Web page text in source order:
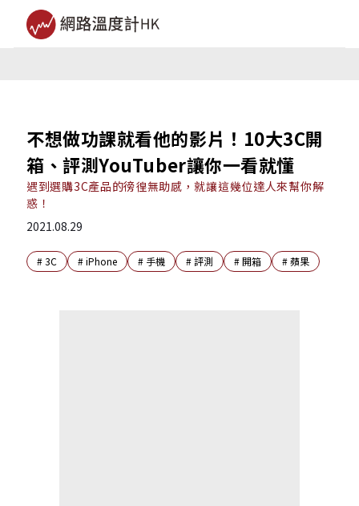
不想做功課就看他的影片！10大3C開
箱、評測YouTuber讓你一看就懂
遇到選購3C產品的徬徨無助感，就讓這幾位達人來幫你解
惑！
2021.08.29
#3C #iPhone # 手機 #評測 #開箱 #蘋果